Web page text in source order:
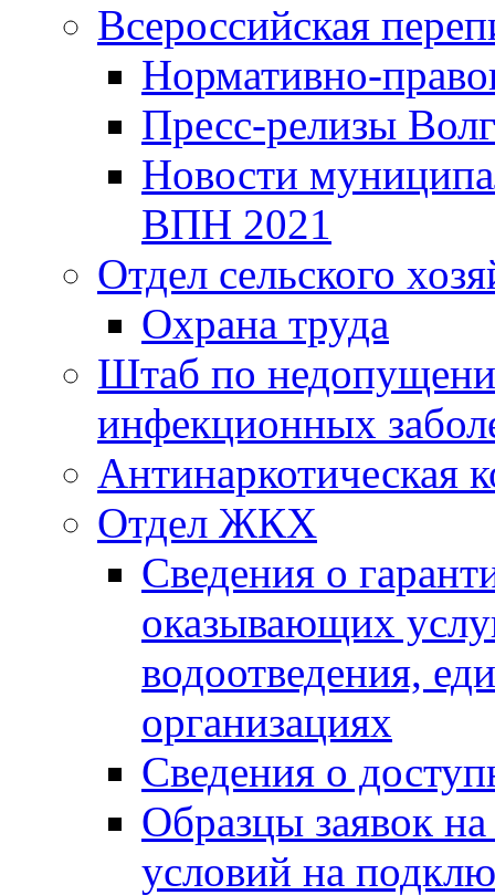
Всероссийская
Нормативно-
Пресс-релизы
Новости
ВПН 2021
Отдел сельского
Охрана труда
Штаб по
инфекционных
Антинаркотическая
Отдел ЖКХ
Сведения о
оказывающих
водоотведения,
организациях
Сведения о
Образцы заявок
условий на